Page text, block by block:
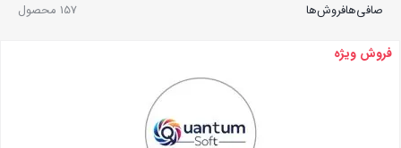
157 محصول صافی‌هافروش‌ها
فروش ویژه